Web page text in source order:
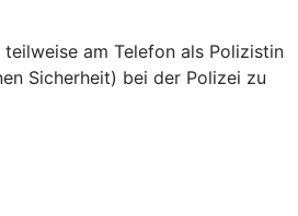
am Telefon als Polizistin
Sicherheit) bei der Polizei zu